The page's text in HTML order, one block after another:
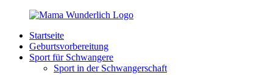
Zurück
Inhalt
MamaWunderlich.de
Mutti
sein
Startseite
Geburtsvorbereitung
Sport für Schwangere
Sport in der Schwangerschaft